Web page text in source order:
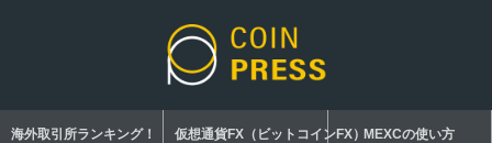
海外取引所ランキング！ 仮想通貨FX（ビットコインFX）MEXCの使い方